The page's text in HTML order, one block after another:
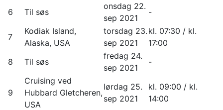
6
Til søs
onsdag 22.
sep 2021
-
7
Kodiak Island,
Alaska, USA
torsdag 23.
sep 2021
kl. 07:30 / kl.
17:00
8
Til søs
fredag 24.
sep 2021
-
9
Cruising ved
Hubbard Gletcheren,
USA
lørdag 25.
sep 2021
kl. 09:00 / kl.
14:00